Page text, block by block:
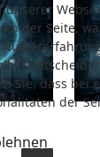
unserer
der Seite,
Sie, dass bei
der